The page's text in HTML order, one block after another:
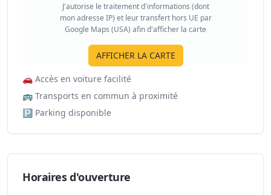
J'autorise le traitement d'informations (dont
mon adresse IP) et leur transfert hors UE par
Google Maps (USA) afin d'afficher la carte
AFFICHER LA CARTE
🚗 Accès en voiture facilité
🚌 Transports en commun à proximité
🅿️ Parking disponible
Horaires d'ouverture